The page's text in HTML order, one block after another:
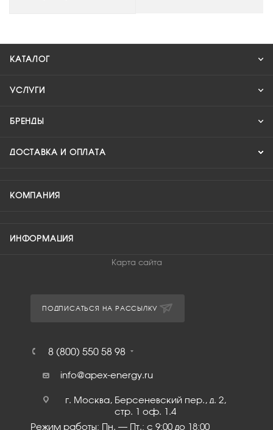
КАТАЛОГ
УСЛУГИ
БРЕНДЫ
ДОСТАВКА И ОПЛАТА
КОМПАНИЯ
ИНФОРМАЦИЯ
Карта сайта
ПОДПИСАТЬСЯ НА РАССЫЛКУ
8 (800) 550 58 98
info@apex-energy.ru
г. Москва, Берсеневский пер., д. 2,
стр. 1 оф. 1.4
Режим работы: Пн. – Пт.: с 9:00 до 18:00